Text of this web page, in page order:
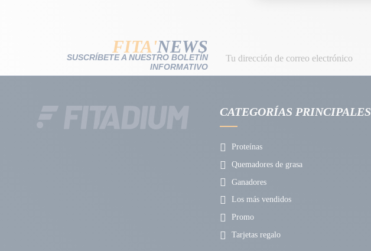
FITA'NEWS
SUSCRÍBETE A NUESTRO BOLETÍN
INFORMATIVO
CATEGORÍAS PRINCIPALES
Proteínas
Quemadores de grasa
Ganadores
Los más vendidos
Promo
Tarjetas regalo